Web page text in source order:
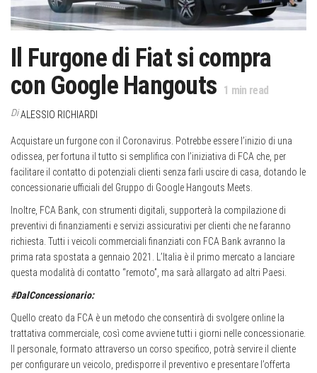
Il Furgone di Fiat si compra
con Google Hangouts 1 min read
DiALESSIO RICHIARDI
Acquistare un furgone con il Coronavirus. Potrebbe essere l’inizio di una
odissea, per fortuna il tutto si semplifica con l’iniziativa di FCA che, per
facilitare il contatto di potenziali clienti senza farli uscire di casa, dotando le
concessionarie ufficiali del Gruppo di Google Hangouts Meets.
Inoltre, FCA Bank, con strumenti digitali, supporterà la compilazione di
preventivi di finanziamenti e servizi assicurativi per clienti che ne faranno
richiesta. Tutti i veicoli commerciali finanziati con FCA Bank avranno la
prima rata spostata a gennaio 2021. L’Italia è il primo mercato a lanciare
questa modalità di contatto “remoto”, ma sarà allargato ad altri Paesi.
#DalConcessionario:
Quello creato da FCA è un metodo che consentirà di svolgere online la
trattativa commerciale, così come avviene tutti i giorni nelle concessionarie.
Il personale, formato attraverso un corso specifico, potrà servire il cliente
per configurare un veicolo, predisporre il preventivo e presentare l’offerta